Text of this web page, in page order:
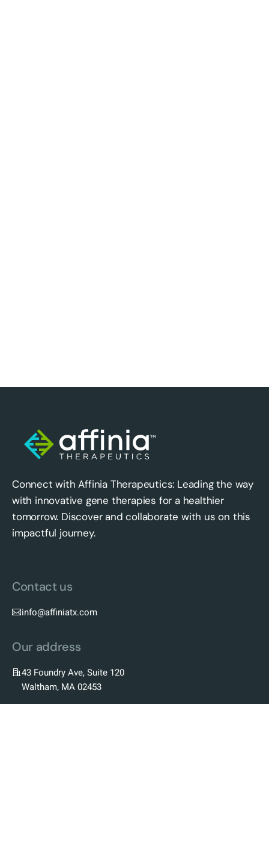
Connect with Affinia Therapeutics: Leading the way
with innovative gene therapies for a healthier
tomorrow. Discover and collaborate with us on this
impactful journey.
Contact us
info@affiniatx.com
Our address
43 Foundry Ave, Suite 120
Waltham, MA 02453